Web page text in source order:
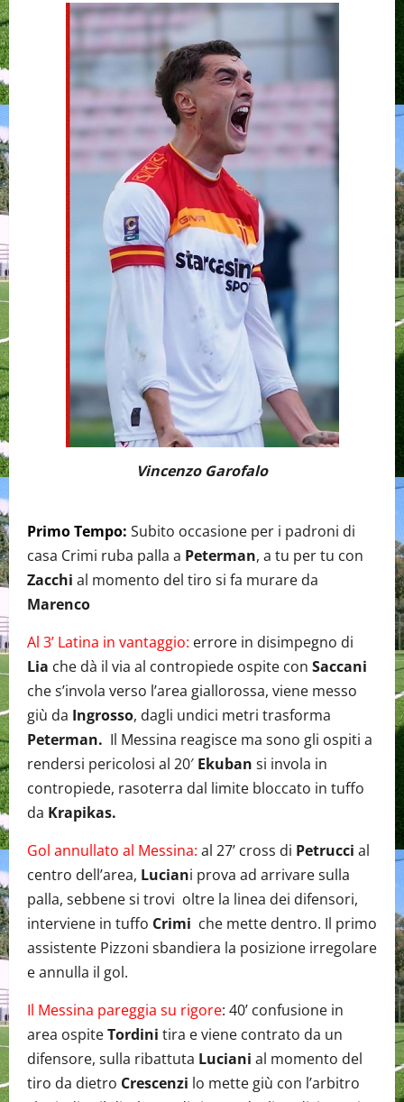
Vincenzo Garofalo
Primo Tempo: Subito occasione per i padroni di
casa Crimi ruba palla a Peterman, a tu per tu con
Zacchi al momento del tiro si fa murare da
Marenco
Al 3’ Latina in vantaggio: errore in disimpegno di
Lia che dà il via al contropiede ospite con Saccani
che s’invola verso l’area giallorossa, viene messo
giù da Ingrosso, dagli undici metri trasforma
Peterman. Il Messina reagisce ma sono gli ospiti a
rendersi pericolosi al 20′ Ekuban si invola in
contropiede, rasoterra dal limite bloccato in tuffo
da Krapikas.
Gol annullato al Messina: al 27’ cross di Petrucci al
centro dell’area, Luciani prova ad arrivare sulla
palla, sebbene si trovi oltre la linea dei difensori,
interviene in tuffo Crimi che mette dentro. Il primo
assistente Pizzoni sbandiera la posizione irregolare
e annulla il gol.
Il Messina pareggia su rigore: 40’ confusione in
area ospiteTordini tira e viene contrato da un
difensore, sulla ribattuta Luciani al momento del
tiro da dietro Crescenzi lo mette giù con l’arbitro